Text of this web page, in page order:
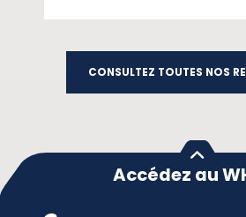
CONSULTEZ TOUTES NOS
Accédez au